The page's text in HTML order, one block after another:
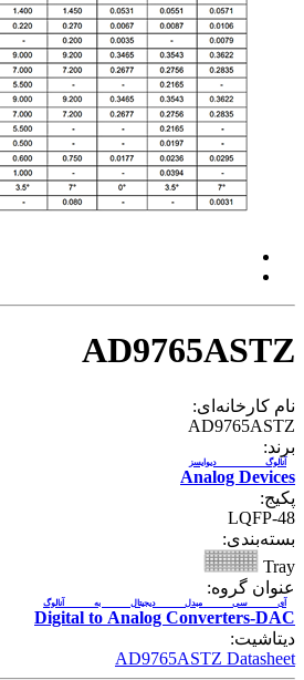
AD9765ASTZ
نام کارخانه‌ای:
AD9765ASTZ
برند:
Analog Devices
آنالوگ دیوایسز
پکیج:
LQFP-48
بسته‌بندی:
Tray
عنوان گروه:
Digital to Analog Converters-DAC
آی سی مبدل دیجیتال به آنالوگ
دیتاشیت:
AD9765ASTZ Datasheet